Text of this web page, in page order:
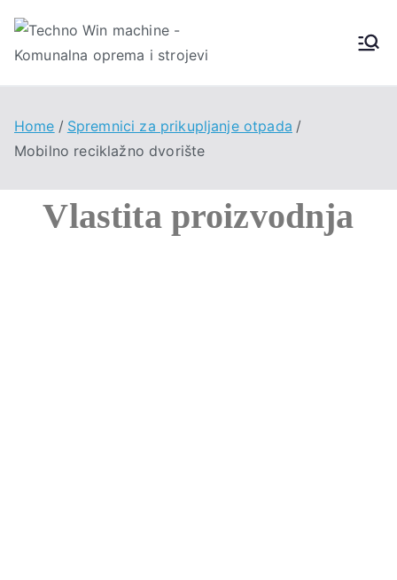
Techno
Win
e
Home
Spremnici za prikupljanje otpada
Mobilno reciklažno dvorište
Vlastita proizvodnja